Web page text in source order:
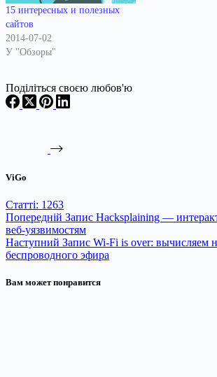
пострадавших пользователей),
Вьетнам (4%), Украина (4%)
и Великобритания (3%).
Платформа…
15 интересных и полезных
сайтов
2014-07-02
У "Обзоры"
Поділіться своєю любов'ю
ViGo
Статті: 1263
Попередній Запис Hacksplaining —
веб-уязвимостям
Наступний Запис Wi-Fi is over: вычисляем
беспроводного эфира
Вам может понравится